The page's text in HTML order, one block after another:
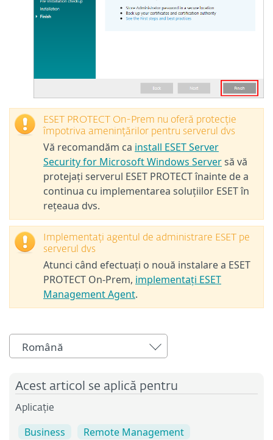
ESET PROTECT On-Prem nu oferă protecție
împotriva amenințărilor pentru serverul dvs
Vă recomandăm ca install ESET Server
Security for Microsoft Windows Serversă vă
protejați serverul ESET PROTECT înainte de a
continua cu implementarea soluțiilor ESET în
rețeaua dvs.
Implementați agentul de administrare ESET pe
serverul dvs
Atunci când efectuați o nouă instalare a ESET
PROTECT On-Prem, implementați ESET
Management Agent.
Română
Acest articol se aplică pentru
Aplicație
Business
Remote Management